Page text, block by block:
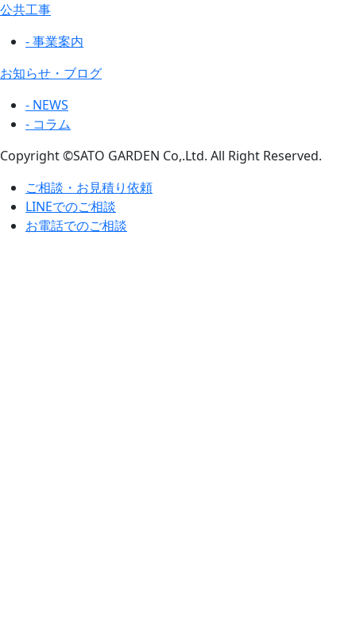
公共工事
- 事業案内
お知らせ・ブログ
- NEWS
- コラム
Copyright ©SATO GARDEN Co,.Ltd. All Right Reserved.
ご相談・お見積り依頼
LINEでのご相談
お電話でのご相談